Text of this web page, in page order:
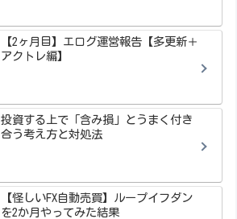
【2ヶ月目】エログ運営報告【多更新＋
アクトレ編】
投資する上で「含み損」とうまく付き
合う考え方と対処法
【怪しいFX自動売買】ループイフダン
を2か月やってみた結果